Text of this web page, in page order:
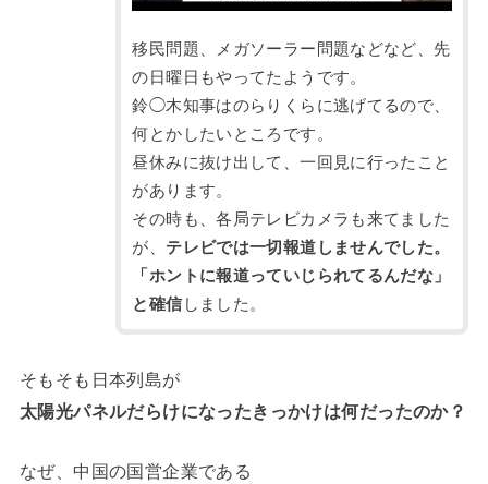
移民問題、メガソーラー問題などなど、 先
の日曜日 もやってたようです。
鈴◯木知事はのらりくらに逃げてるので、
何とかしたいところです。
昼休みに抜け出して、一回見に行ったこと
があります。
その時も、各局テレビカメラも来てました
が、 テレビでは一切報道しませんでした。
「ホントに報道っていじられてるんだな」
と確信 しました。
そもそも日本列島が
太陽光パネルだらけになったきっかけは何だったのか？
なぜ、中国の国営企業である